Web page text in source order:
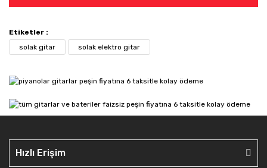
Etiketler :
solak gitar
solak elektro gitar
Hızlı Erişim